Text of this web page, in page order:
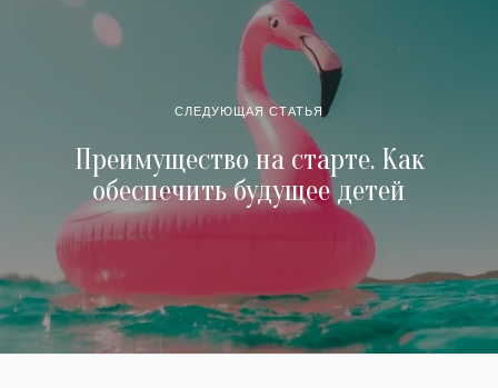
СЛЕДУЮЩАЯ СТАТЬЯ
Преимущество на старте. Как
обеспечить будущее детей